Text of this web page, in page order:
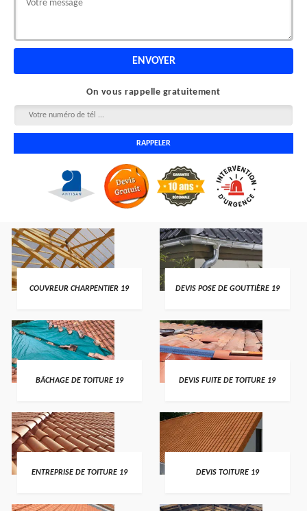
On vous rappelle gratuitement
COUVREUR CHARPENTIER 19 DEVIS POSE DE GOUTTIÈRE 19
BÂCHAGE DE TOITURE 19 DEVIS FUITE DE TOITURE 19
ENTREPRISE DE TOITURE 19 DEVIS TOITURE 19